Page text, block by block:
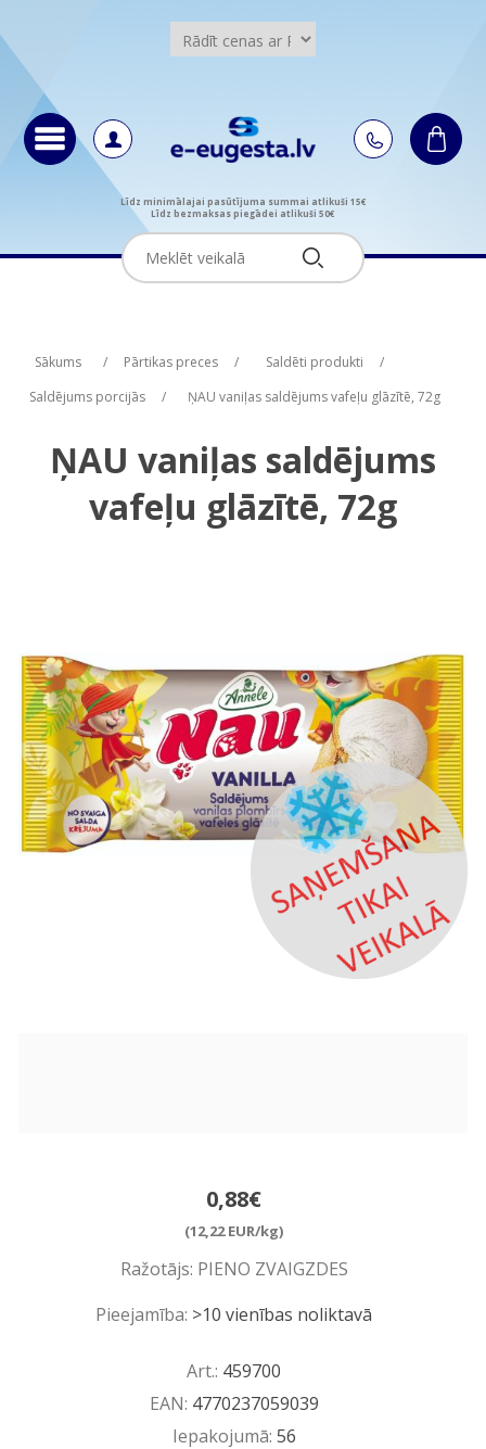
Līdz minimālajai pasūtījuma summai atlikuši 15€
Līdz bezmaksas piegādei atlikuši 50€
Sākums / Pārtikas preces / Saldēti produkti
/
Saldējums porcijās
/ ŅAU vaniļas saldējums vafeļu glāzītē, 72g
ŅAU vaniļas saldējums
vafeļu glāzītē, 72g
0,88€
(12,22 EUR/kg)
Ražotājs: PIENO ZVAIGZDES
Pieejamība: >10 vienības noliktavā
Art.: 459700
EAN: 4770237059039
Iepakojumā: 56